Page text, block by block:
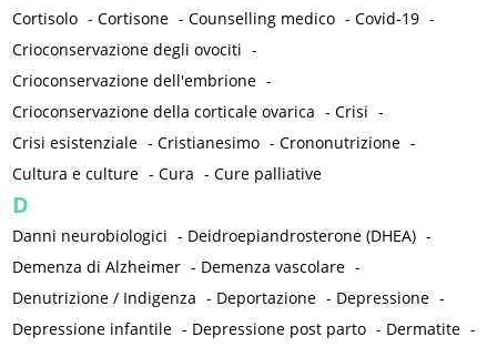
Cortisolo -Cortisone -Counselling medico -Covid-19 -
Crioconservazione degli ovociti -
Crioconservazione dell'embrione -
Crioconservazione della corticale ovarica -Crisi -
Crisi esistenziale -Cristianesimo -Crononutrizione -
Cultura e culture -Cura -Cure palliative
D
Danni neurobiologici - Deidroepiandrosterone (DHEA) -
Demenza di Alzheimer - Demenza vascolare -
Denutrizione / Indigenza - Deportazione - Depressione -
Depressione infantile - Depressione post parto - Dermatite -